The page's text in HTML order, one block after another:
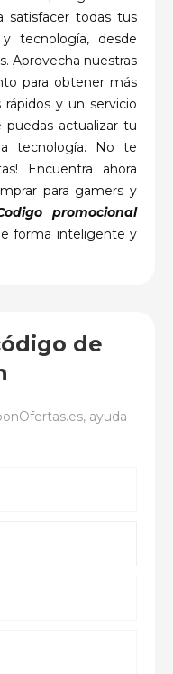
satisfacer todas tus
tecnología, desde
Aprovecha nuestras
para obtener más
y un servicio
puedas actualizar tu
tecnología. No te
Encuentra ahora
para gamers y
odigo promocional
forma inteligente y
de
, ayuda